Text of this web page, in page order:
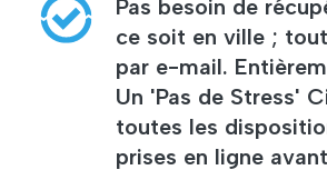
Pas besoin de
ce soit en ville ;
par e-mail.
Un 'Pas de Stress'
toutes les
prises en ligne